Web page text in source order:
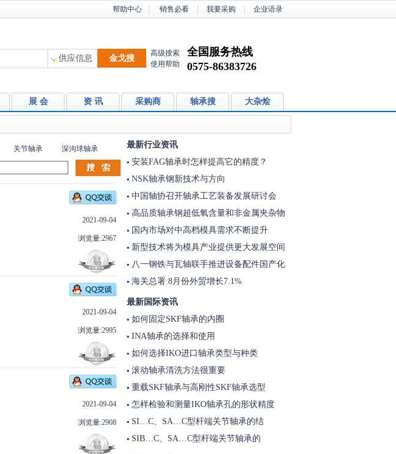
企业语录
我要采购
销售必看
帮助中心
供应信息
求购信息
产品信息
企业信息
采购企业
高级搜索
使用帮助
全国服务热线
0575-86383726
展 会 资 讯 采购商 轴承搜 大杂烩
关节轴承 深沟球轴承
2021-09-04
浏览量:2967
2021-09-04
浏览量:2995
2021-09-04
浏览量:2908
最新行业资讯
▪ 安装FAG轴承时怎样提高它的精度？
▪ NSK轴承钢新技术与方向
▪ 中国轴协召开轴承工艺装备发展研讨会
▪ 高品质轴承钢超低氧含量和非金属夹杂物
▪ 国内市场对中高档模具需求不断提升
▪ 新型技术将为模具产业提供更大发展空间
▪ 八一钢铁与瓦轴联手推进设备配件国产化
▪ 海关总署:8月份外贸增长7.1%
最新国际资讯
▪ 如何固定SKF轴承的内圈
▪ INA轴承的选择和使用
▪ 如何选择IKO进口轴承类型与种类
▪ 滚动轴承清洗方法很重要
▪ 重载SKF轴承与高刚性SKF轴承选型
▪ 怎样检验和测量IKO轴承孔的形状精度
▪ SI…C、SA…C型杆端关节轴承的结
▪ SIB…C、SA…C型杆端关节轴承的